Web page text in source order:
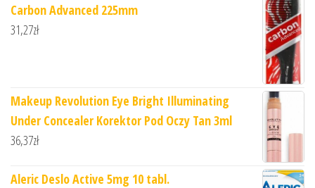
Carbon Advanced 225mm
31,27zł
Makeup Revolution Eye Bright Illuminating
Under Concealer Korektor Pod Oczy Tan 3ml
36,37zł
Aleric Deslo Active 5mg 10 tabl.